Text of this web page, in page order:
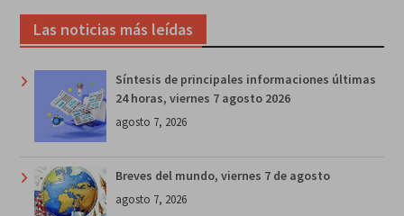
Las noticias más leídas
Síntesis de principales informaciones últimas
24 horas, viernes 7 agosto 2026
agosto 7, 2026
Breves del mundo, viernes 7 de agosto
agosto 7, 2026